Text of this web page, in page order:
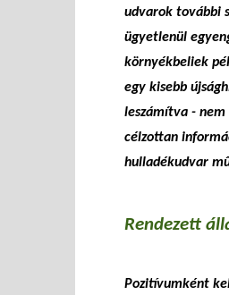
udvarok további
ügyetlenül
környékbeliek
egy kisebb
leszámítva -
célzottan
hulladékudvar
Rendezett
Pozitívumként